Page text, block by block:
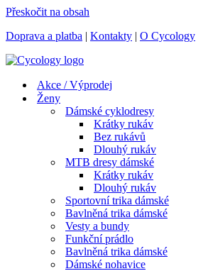
Přeskočit na obsah
Doprava a platba | Kontakty | O Cycology
Akce / Výprodej
Ženy
Dámské cyklodresy
Krátky rukáv
Bez rukávů
Dlouhý rukáv
MTB dresy dámské
Krátky rukáv
Dlouhý rukáv
Sportovní trika dámské
Bavlněná trika dámské
Vesty a bundy
Funkční prádlo
Bavlněná trika dámské
Dámské nohavice